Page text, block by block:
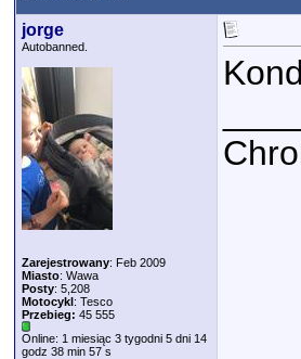
jorge
Autobanned.
Zarejestrowany: Feb 2009
Miasto: Wawa
Posty: 5,208
Motocykl: Tesco
Przebieg: 45 555
Online: 1 miesiąc 3 tygodni 5 dni 14
godz 38 min 57 s